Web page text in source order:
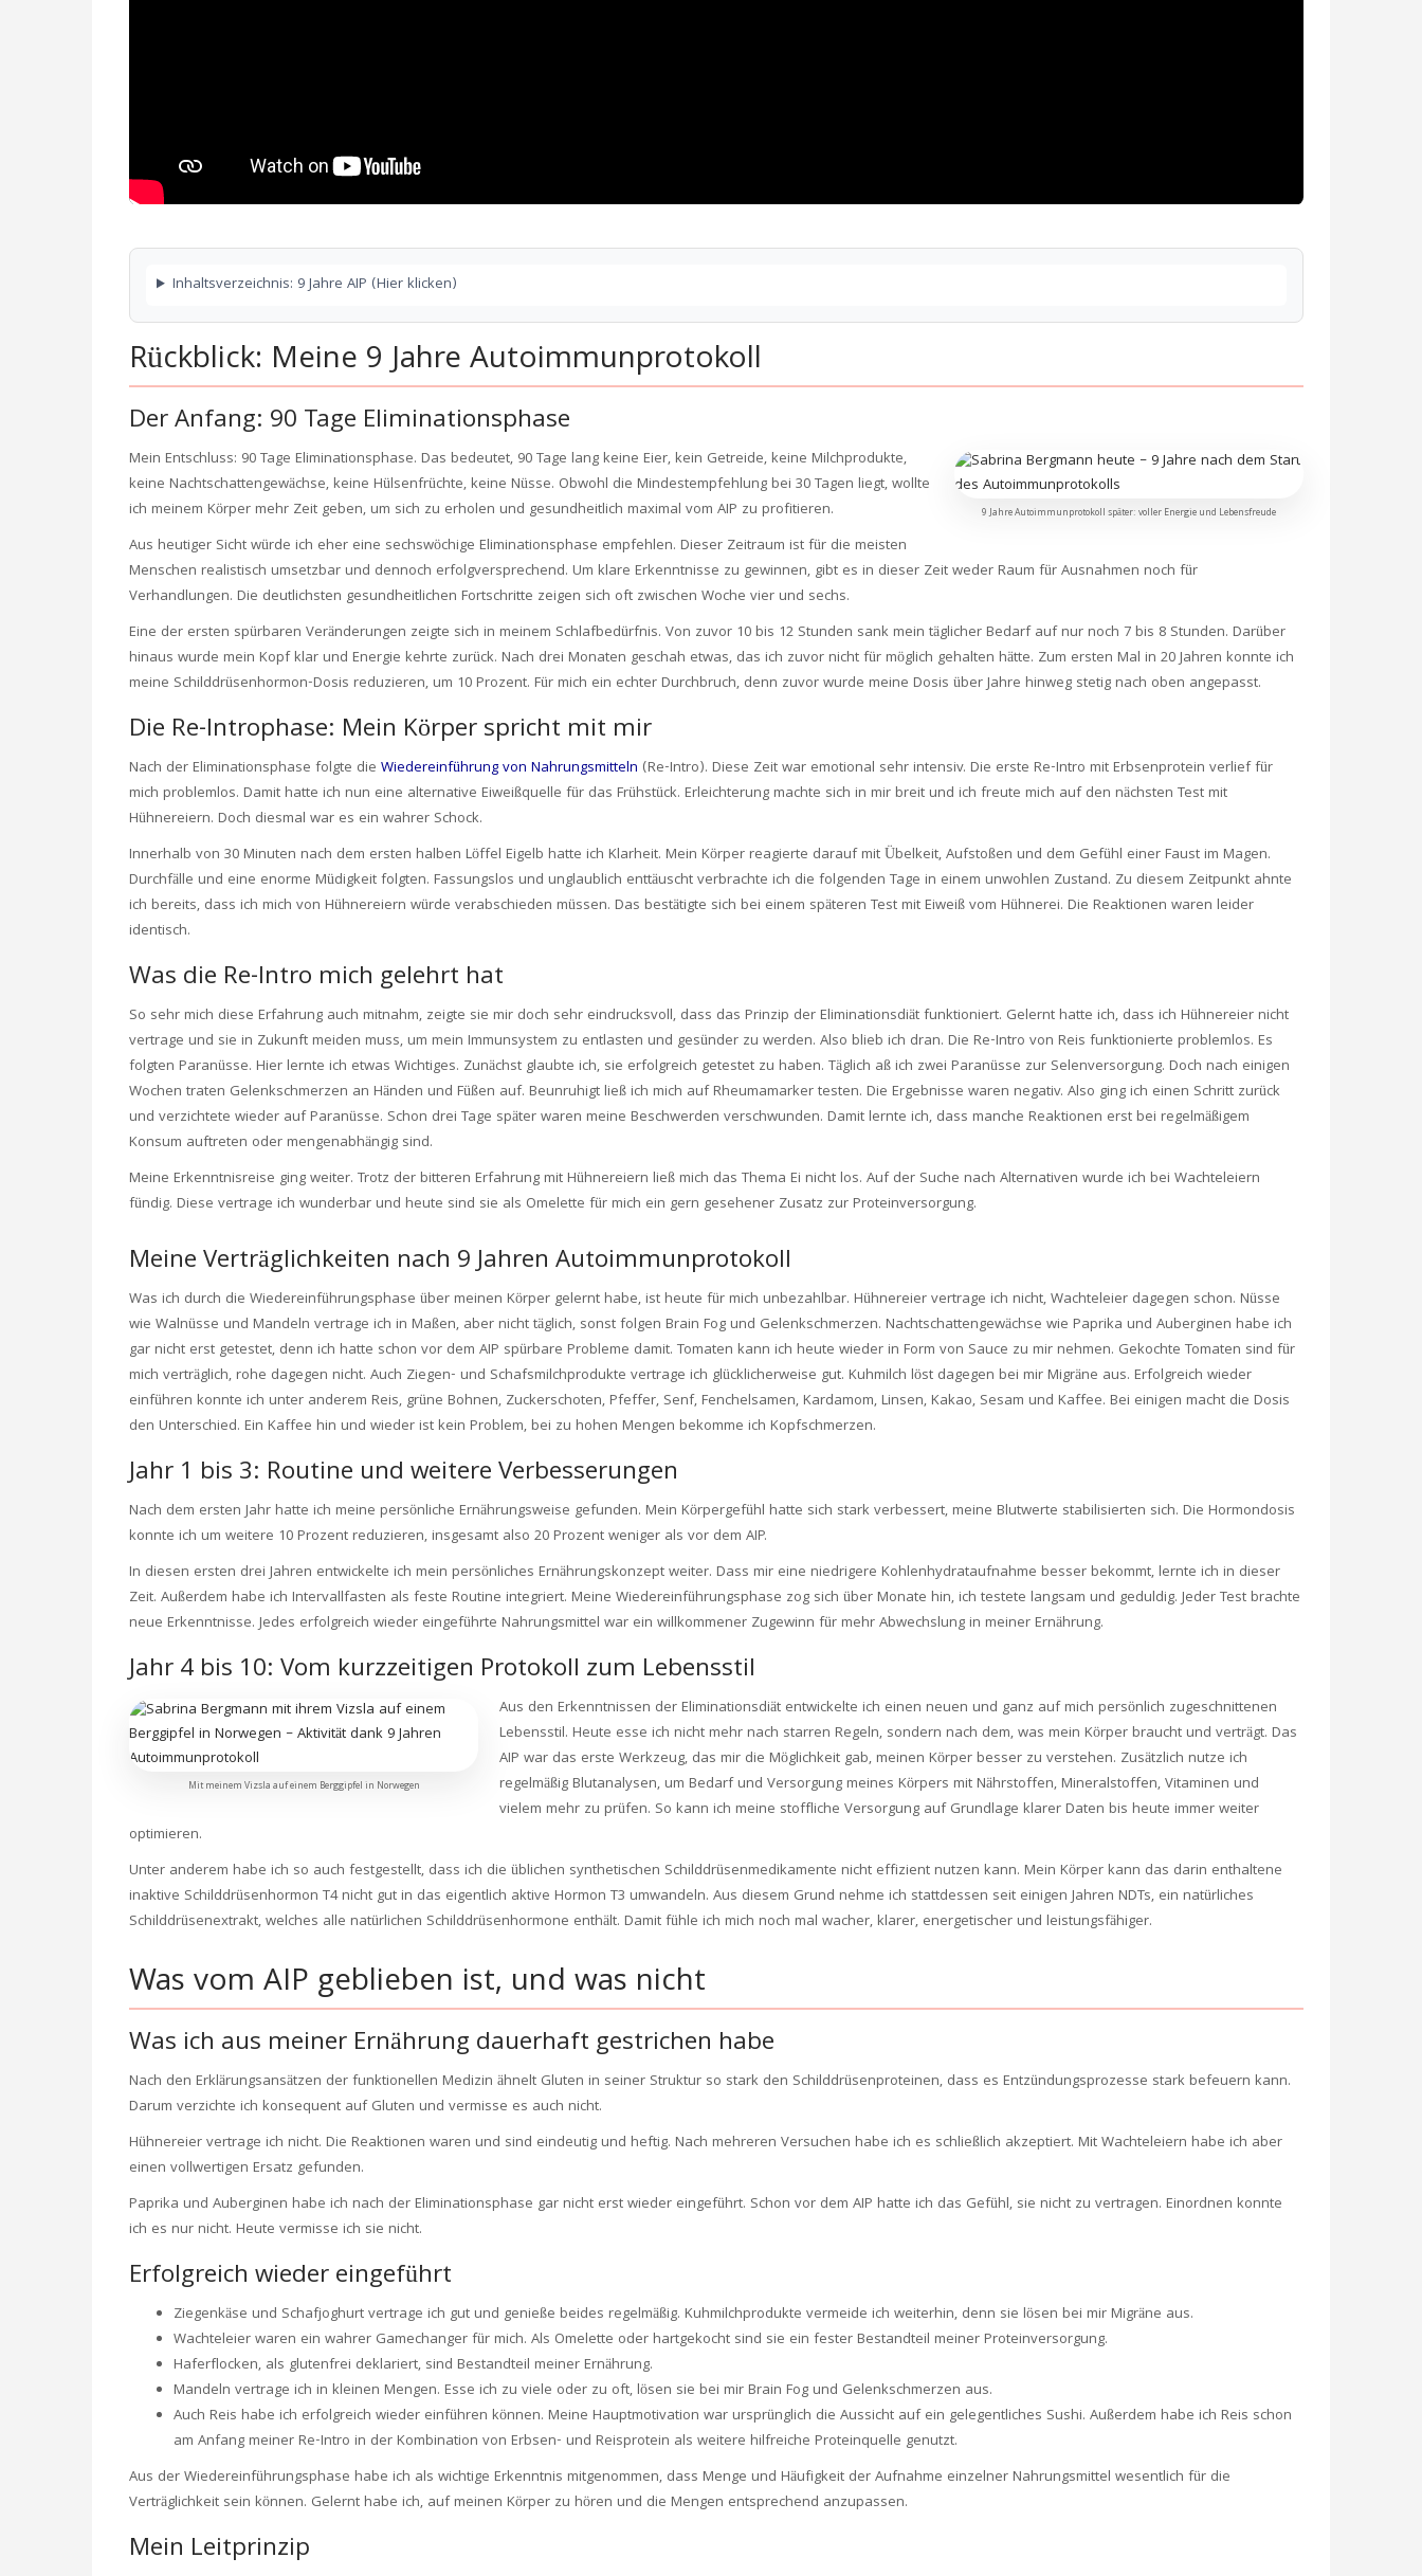
Inhaltsverzeichnis: 9 Jahre AIP (Hier klicken)
Rückblick: Meine 9 Jahre Autoimmunprotokoll
Der Anfang: 90 Tage Eliminationsphase
9 Jahre Autoimmunprotokoll später: voller Energie und Lebensfreude
Mein Entschluss: 90 Tage Eliminationsphase. Das bedeutet, 90 Tage lang keine Eier, kein Getreide, keine Milchprodukte,
keine Nachtschattengewächse, keine Hülsenfrüchte, keine Nüsse. Obwohl die Mindestempfehlung bei 30 Tagen liegt, wollte
ich meinem Körper mehr Zeit geben, um sich zu erholen und gesundheitlich maximal vom AIP zu profitieren.
Aus heutiger Sicht würde ich eher eine sechswöchige Eliminationsphase empfehlen. Dieser Zeitraum ist für die meisten
Menschen realistisch umsetzbar und dennoch erfolgversprechend. Um klare Erkenntnisse zu gewinnen, gibt es in dieser Zeit weder Raum für Ausnahmen noch für
Verhandlungen. Die deutlichsten gesundheitlichen Fortschritte zeigen sich oft zwischen Woche vier und sechs.
Eine der ersten spürbaren Veränderungen zeigte sich in meinem Schlafbedürfnis. Von zuvor 10 bis 12 Stunden sank mein täglicher Bedarf auf nur noch 7 bis 8 Stunden. Darüber
hinaus wurde mein Kopf klar und Energie kehrte zurück. Nach drei Monaten geschah etwas, das ich zuvor nicht für möglich gehalten hätte. Zum ersten Mal in 20 Jahren konnte ich
meine Schilddrüsenhormon-Dosis reduzieren, um 10 Prozent. Für mich ein echter Durchbruch, denn zuvor wurde meine Dosis über Jahre hinweg stetig nach oben angepasst.
Die Re-Introphase: Mein Körper spricht mit mir
Nach der Eliminationsphase folgte die Wiedereinführung von Nahrungsmitteln (Re-Intro). Diese Zeit war emotional sehr intensiv. Die erste Re-Intro mit Erbsenprotein verlief für
mich problemlos. Damit hatte ich nun eine alternative Eiweißquelle für das Frühstück. Erleichterung machte sich in mir breit und ich freute mich auf den nächsten Test mit
Hühnereiern. Doch diesmal war es ein wahrer Schock.
Innerhalb von 30 Minuten nach dem ersten halben Löffel Eigelb hatte ich Klarheit. Mein Körper reagierte darauf mit Übelkeit, Aufstoßen und dem Gefühl einer Faust im Magen.
Durchfälle und eine enorme Müdigkeit folgten. Fassungslos und unglaublich enttäuscht verbrachte ich die folgenden Tage in einem unwohlen Zustand. Zu diesem Zeitpunkt ahnte
ich bereits, dass ich mich von Hühnereiern würde verabschieden müssen. Das bestätigte sich bei einem späteren Test mit Eiweiß vom Hühnerei. Die Reaktionen waren leider
identisch.
Was die Re-Intro mich gelehrt hat
So sehr mich diese Erfahrung auch mitnahm, zeigte sie mir doch sehr eindrucksvoll, dass das Prinzip der Eliminationsdiät funktioniert. Gelernt hatte ich, dass ich Hühnereier nicht
vertrage und sie in Zukunft meiden muss, um mein Immunsystem zu entlasten und gesünder zu werden. Also blieb ich dran. Die Re-Intro von Reis funktionierte problemlos. Es
folgten Paranüsse. Hier lernte ich etwas Wichtiges. Zunächst glaubte ich, sie erfolgreich getestet zu haben. Täglich aß ich zwei Paranüsse zur Selenversorgung. Doch nach einigen
Wochen traten Gelenkschmerzen an Händen und Füßen auf. Beunruhigt ließ ich mich auf Rheumamarker testen. Die Ergebnisse waren negativ. Also ging ich einen Schritt zurück
und verzichtete wieder auf Paranüsse. Schon drei Tage später waren meine Beschwerden verschwunden. Damit lernte ich, dass manche Reaktionen erst bei regelmäßigem
Konsum auftreten oder mengenabhängig sind.
Meine Erkenntnisreise ging weiter. Trotz der bitteren Erfahrung mit Hühnereiern ließ mich das Thema Ei nicht los. Auf der Suche nach Alternativen wurde ich bei Wachteleiern
fündig. Diese vertrage ich wunderbar und heute sind sie als Omelette für mich ein gern gesehener Zusatz zur Proteinversorgung.
Meine Verträglichkeiten nach 9 Jahren Autoimmunprotokoll
Was ich durch die Wiedereinführungsphase über meinen Körper gelernt habe, ist heute für mich unbezahlbar. Hühnereier vertrage ich nicht, Wachteleier dagegen schon. Nüsse
wie Walnüsse und Mandeln vertrage ich in Maßen, aber nicht täglich, sonst folgen Brain Fog und Gelenkschmerzen. Nachtschattengewächse wie Paprika und Auberginen habe ich
gar nicht erst getestet, denn ich hatte schon vor dem AIP spürbare Probleme damit. Tomaten kann ich heute wieder in Form von Sauce zu mir nehmen. Gekochte Tomaten sind für
mich verträglich, rohe dagegen nicht. Auch Ziegen- und Schafsmilchprodukte vertrage ich glücklicherweise gut. Kuhmilch löst dagegen bei mir Migräne aus. Erfolgreich wieder
einführen konnte ich unter anderem Reis, grüne Bohnen, Zuckerschoten, Pfeffer, Senf, Fenchelsamen, Kardamom, Linsen, Kakao, Sesam und Kaffee. Bei einigen macht die Dosis
den Unterschied. Ein Kaffee hin und wieder ist kein Problem, bei zu hohen Mengen bekomme ich Kopfschmerzen.
Jahr 1 bis 3: Routine und weitere Verbesserungen
Nach dem ersten Jahr hatte ich meine persönliche Ernährungsweise gefunden. Mein Körpergefühl hatte sich stark verbessert, meine Blutwerte stabilisierten sich. Die Hormondosis
konnte ich um weitere 10 Prozent reduzieren, insgesamt also 20 Prozent weniger als vor dem AIP.
In diesen ersten drei Jahren entwickelte ich mein persönliches Ernährungskonzept weiter. Dass mir eine niedrigere Kohlenhydrataufnahme besser bekommt, lernte ich in dieser
Zeit. Außerdem habe ich Intervallfasten als feste Routine integriert. Meine Wiedereinführungsphase zog sich über Monate hin, ich testete langsam und geduldig. Jeder Test brachte
neue Erkenntnisse. Jedes erfolgreich wieder eingeführte Nahrungsmittel war ein willkommener Zugewinn für mehr Abwechslung in meiner Ernährung.
Jahr 4 bis 10: Vom kurzzeitigen Protokoll zum Lebensstil
Mit meinem Vizsla auf einem Berggipfel in Norwegen
Aus den Erkenntnissen der Eliminationsdiät entwickelte ich einen neuen und ganz auf mich persönlich zugeschnittenen
Lebensstil. Heute esse ich nicht mehr nach starren Regeln, sondern nach dem, was mein Körper braucht und verträgt. Das
AIP war das erste Werkzeug, das mir die Möglichkeit gab, meinen Körper besser zu verstehen. Zusätzlich nutze ich
regelmäßig Blutanalysen, um Bedarf und Versorgung meines Körpers mit Nährstoffen, Mineralstoffen, Vitaminen und
vielem mehr zu prüfen. So kann ich meine stoffliche Versorgung auf Grundlage klarer Daten bis heute immer weiter
optimieren.
Unter anderem habe ich so auch festgestellt, dass ich die üblichen synthetischen Schilddrüsenmedikamente nicht effizient nutzen kann. Mein Körper kann das darin enthaltene
inaktive Schilddrüsenhormon T4 nicht gut in das eigentlich aktive Hormon T3 umwandeln. Aus diesem Grund nehme ich stattdessen seit einigen Jahren NDTs, ein natürliches
Schilddrüsenextrakt, welches alle natürlichen Schilddrüsenhormone enthält. Damit fühle ich mich noch mal wacher, klarer, energetischer und leistungsfähiger.
Was vom AIP geblieben ist, und was nicht
Was ich aus meiner Ernährung dauerhaft gestrichen habe
Nach den Erklärungsansätzen der funktionellen Medizin ähnelt Gluten in seiner Struktur so stark den Schilddrüsenproteinen, dass es Entzündungsprozesse stark befeuern kann.
Darum verzichte ich konsequent auf Gluten und vermisse es auch nicht.
Hühnereier vertrage ich nicht. Die Reaktionen waren und sind eindeutig und heftig. Nach mehreren Versuchen habe ich es schließlich akzeptiert. Mit Wachteleiern habe ich aber
einen vollwertigen Ersatz gefunden.
Paprika und Auberginen habe ich nach der Eliminationsphase gar nicht erst wieder eingeführt. Schon vor dem AIP hatte ich das Gefühl, sie nicht zu vertragen. Einordnen konnte
ich es nur nicht. Heute vermisse ich sie nicht.
Erfolgreich wieder eingeführt
Ziegenkäse und Schafjoghurt vertrage ich gut und genieße beides regelmäßig. Kuhmilchprodukte vermeide ich weiterhin, denn sie lösen bei mir Migräne aus.
Wachteleier waren ein wahrer Gamechanger für mich. Als Omelette oder hartgekocht sind sie ein fester Bestandteil meiner Proteinversorgung.
Haferflocken, als glutenfrei deklariert, sind Bestandteil meiner Ernährung.
Mandeln vertrage ich in kleinen Mengen. Esse ich zu viele oder zu oft, lösen sie bei mir Brain Fog und Gelenkschmerzen aus.
Auch Reis habe ich erfolgreich wieder einführen können. Meine Hauptmotivation war ursprünglich die Aussicht auf ein gelegentliches Sushi. Außerdem habe ich Reis schon
am Anfang meiner Re-Intro in der Kombination von Erbsen- und Reisprotein als weitere hilfreiche Proteinquelle genutzt.
Aus der Wiedereinführungsphase habe ich als wichtige Erkenntnis mitgenommen, dass Menge und Häufigkeit der Aufnahme einzelner Nahrungsmittel wesentlich für die
Verträglichkeit sein können. Gelernt habe ich, auf meinen Körper zu hören und die Mengen entsprechend anzupassen.
Mein Leitprinzip